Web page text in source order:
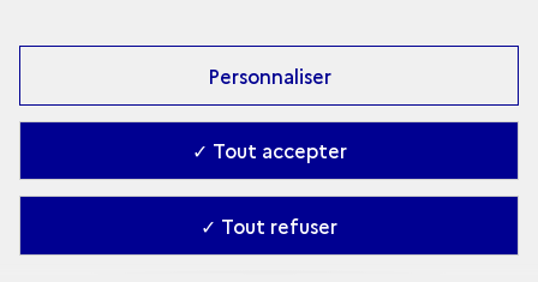
Personnaliser
✓ Tout accepter
✓ Tout refuser